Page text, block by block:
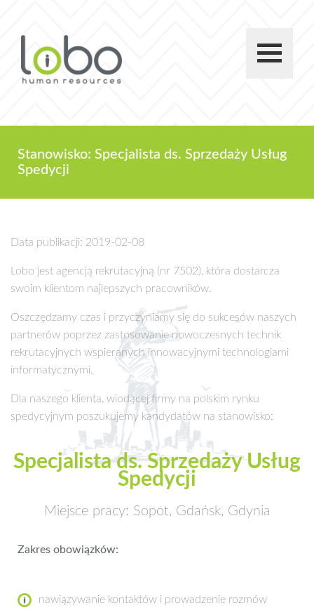
Stanowisko: Specjalista ds. Sprzedaży Usług
Spedycji
Data publikacji: 2019-02-08
Lobo jest agencją rekrutacyjną (nr 7502), która dostarcza
swoim klientom najlepszych pracowników.
Oszczędzamy czas i przyczyniamy się do sukcesów naszych
partnerów poprzez zastosowanie nowoczesnych technik
rekrutacyjnych wspieranych innowacyjnymi technologiami
informatycznymi.
Dla naszego klienta, wiodącej firmy na polskim rynku
spedycyjnym poszukujemy kandydatów na stanowisko:
Specjalista ds. Sprzedaży Usług
Spedycji
Miejsce pracy: Sopot, Gdańsk, Gdynia
Zakres obowiązków:
nawiązywanie kontaktów i prowadzenie rozmów